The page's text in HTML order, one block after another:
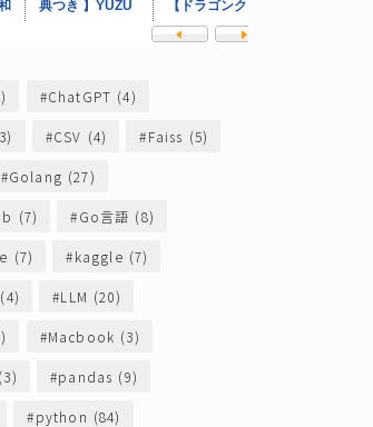
ChatGPT (4)
CSV (4) Faiss (5)
Golang (27)
(7) Go言語 (8)
(7) kaggle (7)
(4) LLM (20)
Macbook (3)
(3) pandas (9)
python (84)